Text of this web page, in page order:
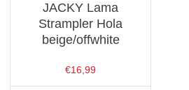
JACKY Lama
Strampler Hola
beige/offwhite
€16,99